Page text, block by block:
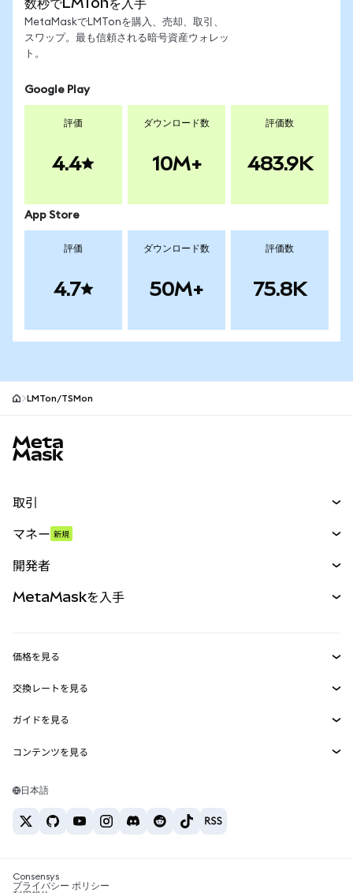
MetaMaskでLMTonを購入、売却、取引、
スワップ。最も信頼される暗号資産ウォレッ
ト。
Google Play
評価
4.4
ダウンロード数
10M+
評価数
483.9K
App Store
評価
4.7
ダウンロード数
50M+
評価数
75.8K
LMTon/TSMon
取引
パーペチュアル
RWA
マネー 新規
開発者
MetaMask Connect
Snaps
Web3サービス
MetaMaskを入手
セキュリティ
サポート
キャリア
お問い合わせ
価格を見る
イーサリアムの価格
Solanaの価格
Tetherの価格
交換レートを見る
ETH→USD
USDT→INR
BTC→INR
ETH→USDT
ガイドを見る
ETHの購入
USDTの購入
SHIBの購入
コンテンツを見る
Solanaウォレット
税制関連ニュース
日本語
Consensys
プライバシー ポリシー